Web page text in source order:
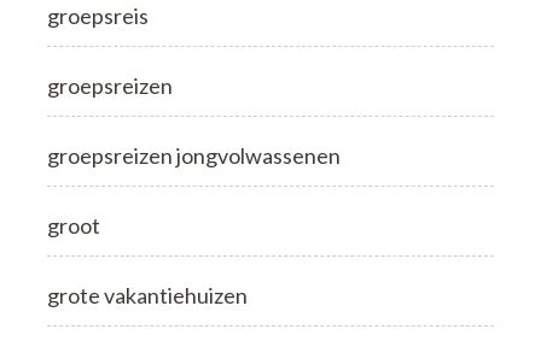
groepsreis
groepsreizen
groepsreizen jongvolwassenen
groot
grote vakantiehuizen